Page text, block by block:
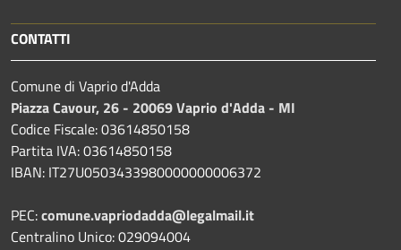
CONTATTI
Comune di Vaprio d'Adda
Piazza Cavour, 26 - 20069 Vaprio d'Adda - MI
Codice Fiscale: 03614850158
Partita IVA: 03614850158
IBAN: IT27U0503433980000000006372
PEC:comune.vapriodadda@legalmail.it
Centralino Unico: 029094004